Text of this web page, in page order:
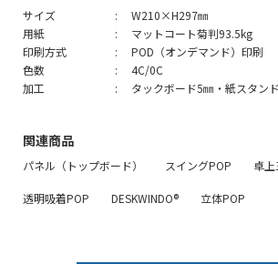
サイズ
W210×H297㎜
用紙
マットコート菊判93.5kg
印刷方式
POD（オンデマンド）印刷
色数
4C/0C
加工
タックボード5㎜・紙スタン
関連商品
パネル（トップボード） スイングPOP 卓
透明吸着POP DESKWINDO® 立体POP